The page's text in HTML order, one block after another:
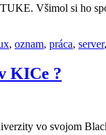
Všimol si ho
, oznam, práca, server,
KICe ?
vo svojom